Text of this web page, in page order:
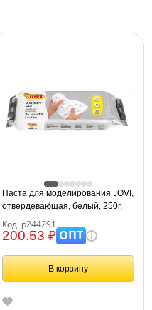
Паста для моделирования JOVI,
отвердевающая, белый, 250г,
Код: р244291
200.53 ₽ОПТ
В корзину